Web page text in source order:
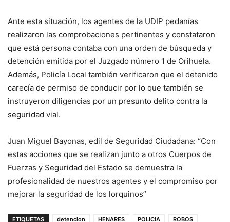
Ante esta situación, los agentes de la UDIP pedanías
realizaron las comprobaciones pertinentes y constataron
que está persona contaba con una orden de búsqueda y
detención emitida por el Juzgado número 1 de Orihuela.
Además, Policía Local también verificaron que el detenido
carecía de permiso de conducir por lo que también se
instruyeron diligencias por un presunto delito contra la
seguridad vial.
Juan Miguel Bayonas, edil de Seguridad Ciudadana: “Con
estas acciones que se realizan junto a otros Cuerpos de
Fuerzas y Seguridad del Estado se demuestra la
profesionalidad de nuestros agentes y el compromiso por
mejorar la seguridad de los lorquinos”
ETIQUETAS detencion HENARES POLICIA ROBOS